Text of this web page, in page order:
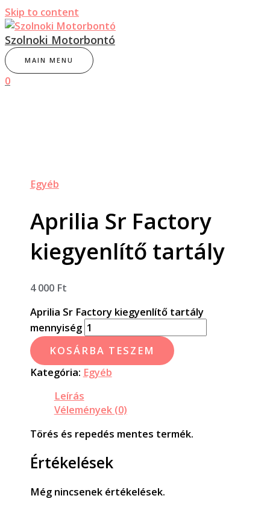
Skip to content
Szolnoki Motorbontó
MAIN MENU
0
Egyéb
Aprilia Sr Factory
kiegyenlítő tartály
4 000 Ft
Aprilia Sr Factory kiegyenlítő tartály
mennyiség
KOSÁRBA TESZEM
Kategória: Egyéb
Leírás
Vélemények (0)
Törés és repedés mentes termék.
Értékelések
Még nincsenek értékelések.